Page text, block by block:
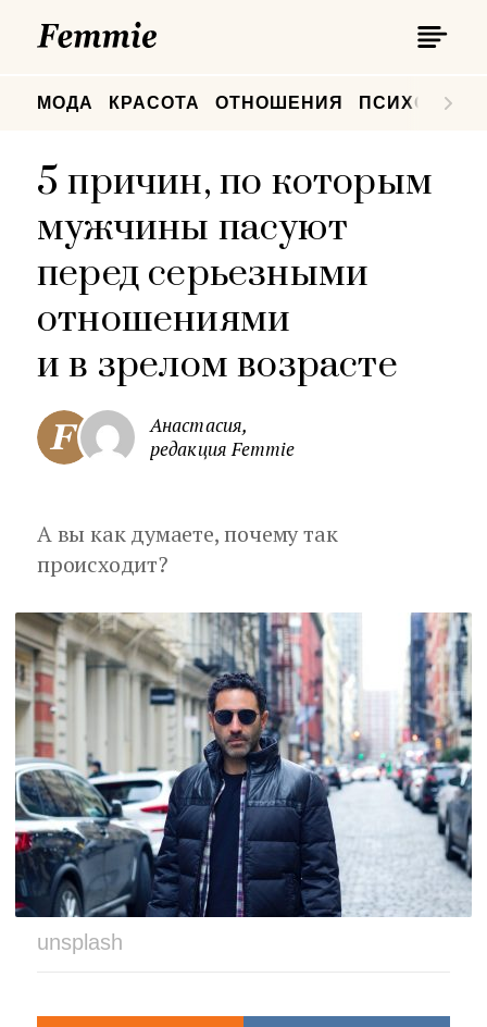
МОДА КРАСОТА ОТНОШЕНИЯ
5 причин, по которым
мужчины пасуют
перед серьезными
отношениями
и в зрелом возрасте
Анастасия,
редакция Femmie
А вы как думаете, почему так
происходит?
unsplash